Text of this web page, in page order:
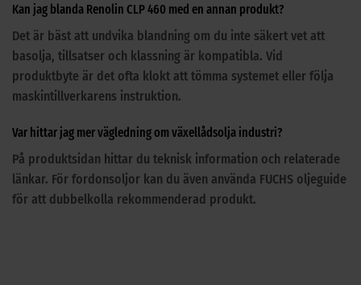
Kan jag blanda Renolin CLP 460 med en annan produkt?
Det är bäst att undvika blandning om du inte säkert vet att
basolja, tillsatser och klassning är kompatibla. Vid
produktbyte är det ofta klokt att tömma systemet eller följa
maskintillverkarens instruktion.
Var hittar jag mer vägledning om växellådsolja industri?
På produktsidan hittar du teknisk information och relaterade
länkar. För fordonsoljor kan du även använda FUCHS oljeguide
för att dubbelkolla rekommenderad produkt.